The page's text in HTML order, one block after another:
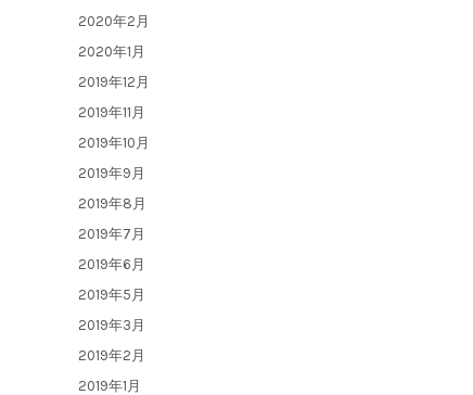
2020年2月
2020年1月
2019年12月
2019年11月
2019年10月
2019年9月
2019年8月
2019年7月
2019年6月
2019年5月
2019年3月
2019年2月
2019年1月